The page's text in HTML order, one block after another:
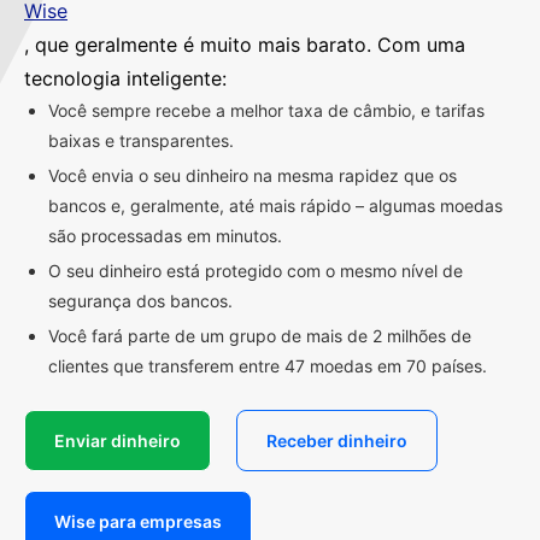
Wise
, que geralmente é muito mais barato. Com uma
tecnologia inteligente:
Você sempre recebe a melhor taxa de câmbio, e tarifas
baixas e transparentes.
Você envia o seu dinheiro na mesma rapidez que os
bancos e, geralmente, até mais rápido – algumas moedas
são processadas em minutos.
O seu dinheiro está protegido com o mesmo nível de
segurança dos bancos.
Você fará parte de um grupo de mais de 2 milhões de
clientes que transferem entre 47 moedas em 70 países.
Enviar dinheiro Receber dinheiro
Wise para empresas